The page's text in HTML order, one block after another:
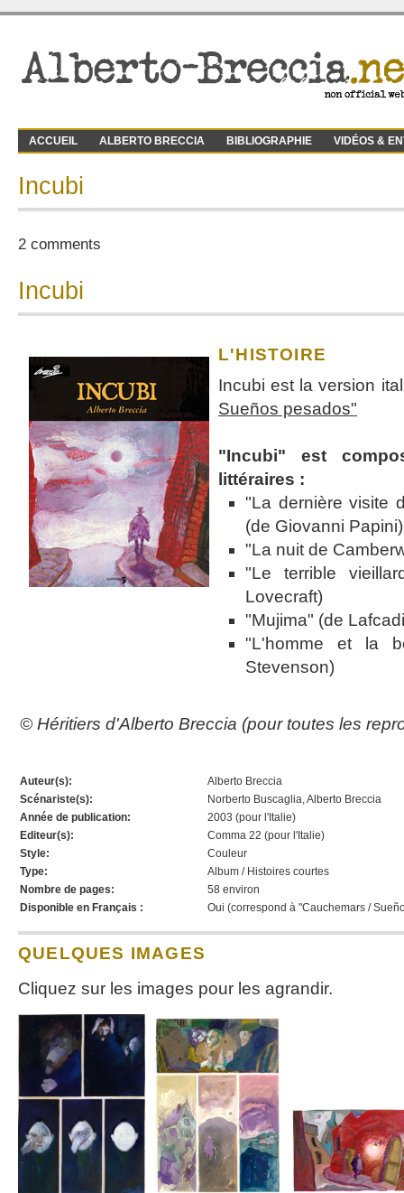
ACCUEIL ALBERTO BRECCIA BIBLIOGRAPHIE VIDÉOS &
Incubi
2 comments
Incubi
L'HISTOIRE
Incubi est la version
Sueños pesados"
"Incubi" est
littéraires :
"La dernière visite
(de Giovanni Papini)
"La nuit de
"Le terrible
Lovecraft)
"Mujima" (de
"L'homme et la
Stevenson)
© Héritiers d'Alberto Breccia (pour toutes les
Auteur(s):
Alberto Breccia
Scénariste(s):
Norberto Buscaglia, Alberto Breccia
Année de publication:
2003 (pour l'Italie)
Editeur(s):
Comma 22 (pour l'Italie)
Style:
Couleur
Type:
Album / Histoires courtes
Nombre de pages:
58 environ
Disponible en Français :
Oui (correspond à "Cauchemars /
QUELQUES IMAGES
Cliquez sur les images pour les agrandir.